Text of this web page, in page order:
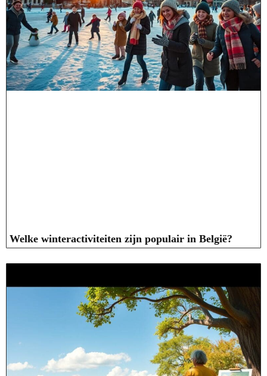
Welke winteractiviteiten zijn populair in België?